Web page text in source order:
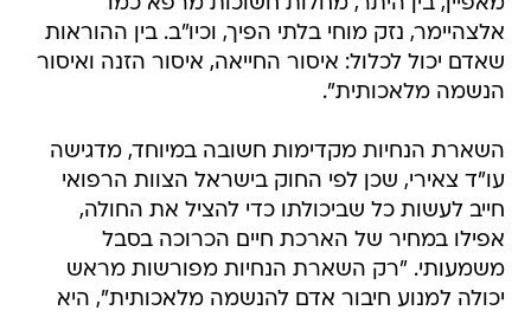
מאפיין, בין היתר, מחלות חשוכות מרפא כמו
אלצהיימר, נזק מוחי בלתי הפיך, וכיו"ב. בין ההוראות
שאדם יכול לכלול: איסור החייאה, איסור הזנה ואיסור
הנשמה מלאכותית".
השארת הנחיות מקדימות חשובה במיוחד, מדגישה
עו"ד צאירי, שכן לפי החוק בישראל הצוות הרפואי
חייב לעשות כל שביכולתו כדי להציל את החולה,
אפילו במחיר של הארכת חיים הכרוכה בסבל
משמעותי. "רק השארת הנחיות מפורשות מראש
יכולה למנוע חיבור אדם להנשמה מלאכותית", היא